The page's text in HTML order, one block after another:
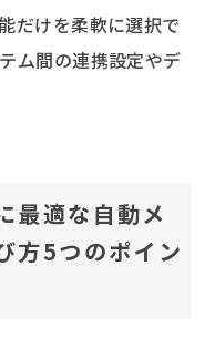
だけを柔軟に選択で
ム間の連携設定やデ
最適な自動メ
方5つのポイン